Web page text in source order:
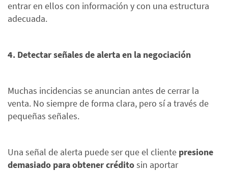
entrar en ellos con información y con una estructura
adecuada.
4. Detectar señales de alerta en la negociación
Muchas incidencias se anuncian antes de cerrar la
venta. No siempre de forma clara, pero sí a través de
pequeñas señales.
Una señal de alerta puede ser que el cliente presione
demasiado para obtener créditosin aportar